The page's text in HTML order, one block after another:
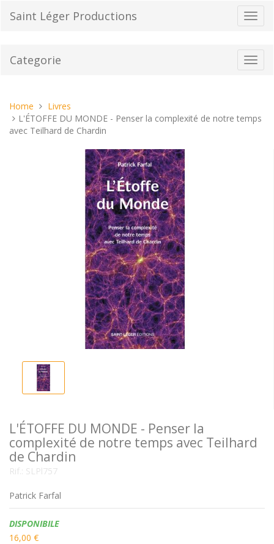
Saint Léger Productions
Categorie
Tu
sei
qui:
Home
Livres
L'ÉTOFFE DU MONDE - Penser la complexité de notre temps
avec Teilhard de Chardin
L'ÉTOFFE DU MONDE - Penser la
complexité de notre temps avec Teilhard
de Chardin
Rif.: SLPl757
Patrick Farfal
Disponibilità:
DISPONIBILE
16,00 €